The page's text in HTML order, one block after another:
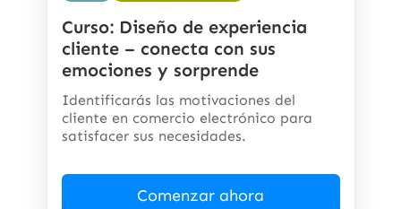
Curso: Diseño de experiencia
cliente – conecta con sus
emociones y sorprende
Identificarás las motivaciones del
cliente en comercio electrónico para
satisfacer sus necesidades.
Comenzar ahora